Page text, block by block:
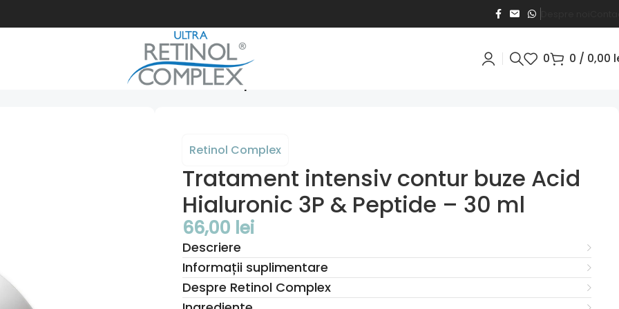
0 0 / 0,00
contur buze Acid Hialuronic 3P & Peptide – 30 ml
Retinol Complex
Tratament intensiv contur buze Acid
Hialuronic 3P & Peptide – 30 ml
66,00 lei
Descriere
Informații suplimentare
Despre Retinol Complex